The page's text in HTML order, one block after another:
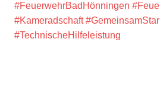
#FeuerwehrBadHönningen
#Kameradschaft
#TechnischeHilfeleistung